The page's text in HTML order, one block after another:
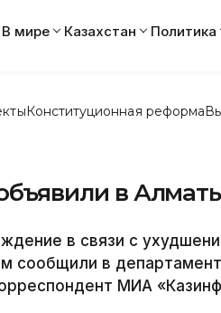
В мире Казахстан Политика
Конституционная реформа
в
в связи с
сообщили в
МИА